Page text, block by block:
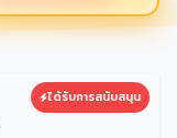
ได้รับการสนับสนุน